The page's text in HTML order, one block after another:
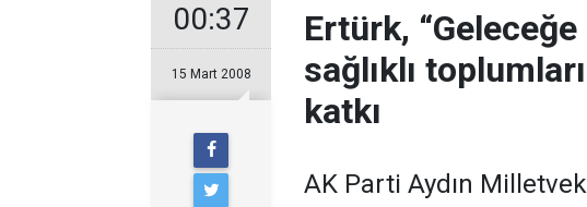
00:37
15 Mart 2008
Ertürk,
sağlıklı
katkı
AK Parti Aydın